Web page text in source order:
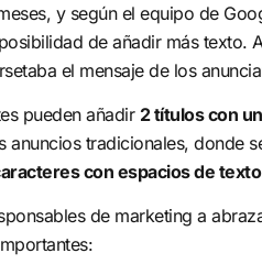
y según el equipo de
de añadir más texto.
el mensaje de los
pueden añadir 2 títulos con
anuncios tradicionales, donde
con espacios de
de marketing a